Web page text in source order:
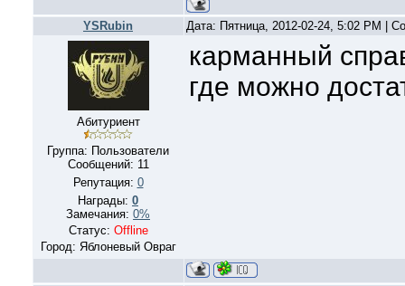
YSRubin Дата: Пятница, 2012-02-24, 5:02 PM |
Абитуриент
Группа: Пользователи
Сообщений: 11
Репутация: 0
Награды: 0
Замечания: 0%
Статус: Offline
Город: Яблоневый Овраг
карманный
где можно